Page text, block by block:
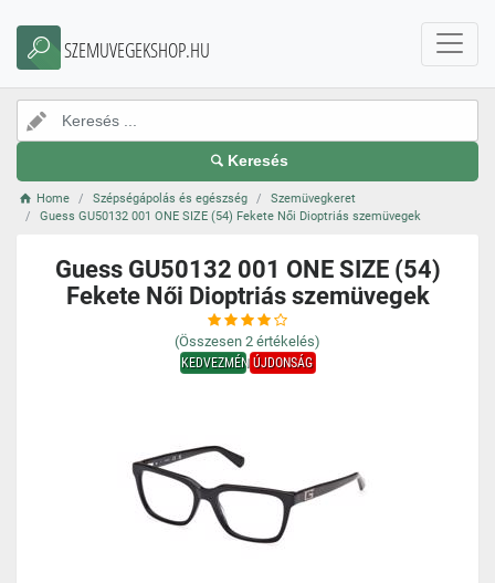
SZEMUVEGEKSHOP.HU
Keresés
Home Szépségápolás és egészség
Szemüvegkeret
Guess GU50132 001 ONE SIZE (54) Fekete Női Dioptriás szemüvegek
Guess GU50132 001 ONE SIZE (54)
Fekete Női Dioptriás szemüvegek
(Összesen 2 értékelés)
KEDVEZMÉNYÚJDONSÁG